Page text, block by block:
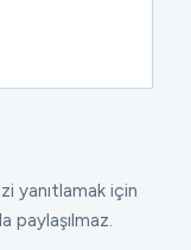
yanıtlamak için
paylaşılmaz.